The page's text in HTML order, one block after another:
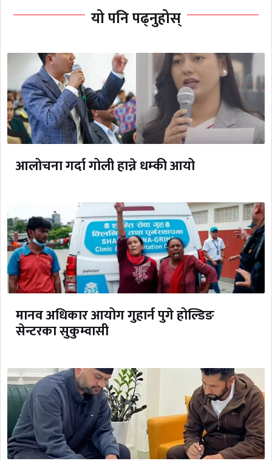
यो पनि पढ्नुहोस्
आलोचना गर्दा गोली हान्ने धम्की आयो
मानव अधिकार आयोग गुहार्न पुगे होल्डिङ
सेन्टरका सुकुम्वासी